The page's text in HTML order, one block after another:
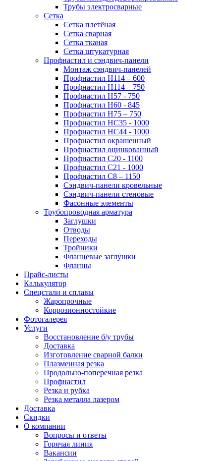
Трубы электросварные
Сетка
Сетка плетёная
Сетка сварная
Сетка тканая
Сетка штукатурная
Профнастил и сэндвич-панели
Монтаж сэндвич-панелей
Профнастил Н114 – 600
Профнастил Н114 – 750
Профнастил Н57 - 750
Профнастил Н60 - 845
Профнастил Н75 – 750
Профнастил НС35 - 1000
Профнастил НС44 - 1000
Профнастил окрашенный
Профнастил оцинкованный
Профнастил С20 - 1100
Профнастил С21 - 1000
Профнастил С8 – 1150
Сэндвич-панели кровельные
Сэндвич-панели стеновые
Фасонные элементы
Трубопроводная арматура
Заглушки
Отводы
Переходы
Тройники
Фланцевые заглушки
Фланцы
Прайс-листы
Калькулятор
Спецстали и сплавы
Жаропрочные
Коррозионностойкие
Фотогалерея
Услуги
Восстановление б/у трубы
Доставка
Изготовление сварной балки
Плазменная резка
Продольно-поперечная резка
Профнастил
Резка и рубка
Резка металла лазером
Доставка
Скидки
О компании
Вопросы и ответы
Горячая линия
Вакансии